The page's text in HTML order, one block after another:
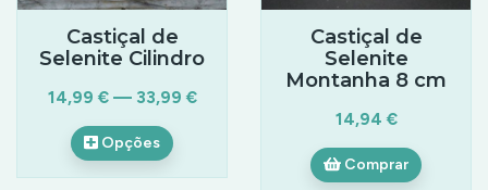
Castiçal de
Selenite Cilindro
14,99 € — 33,99 €
Opções
Castiçal de
Selenite
Montanha 8 cm
14,94 €
Comprar